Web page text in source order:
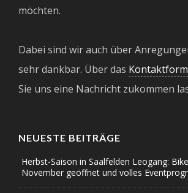
möchten.
Dabei sind wir auch über
sehr dankbar. Über das
Sie uns eine Nachricht zukommen
NEUESTE BEITRÄGE
Herbst-Saison in Saalfelden Leogang:
November geöffnet und volles